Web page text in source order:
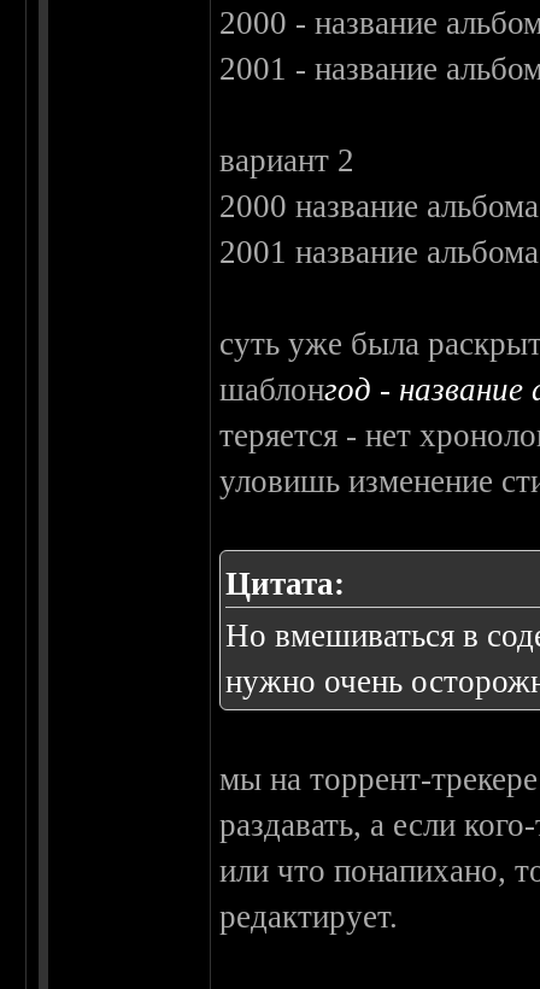
2000 - название
2001 - название
вариант 2
2000 название альбома
2001 название альбома
суть уже была
шаблонгод - название
теряется - нет
уловишь изменение
Цитата:
Но вмешиваться в
нужно очень
мы на торрент-
раздавать, а если
или что понапихано,
редактирует.